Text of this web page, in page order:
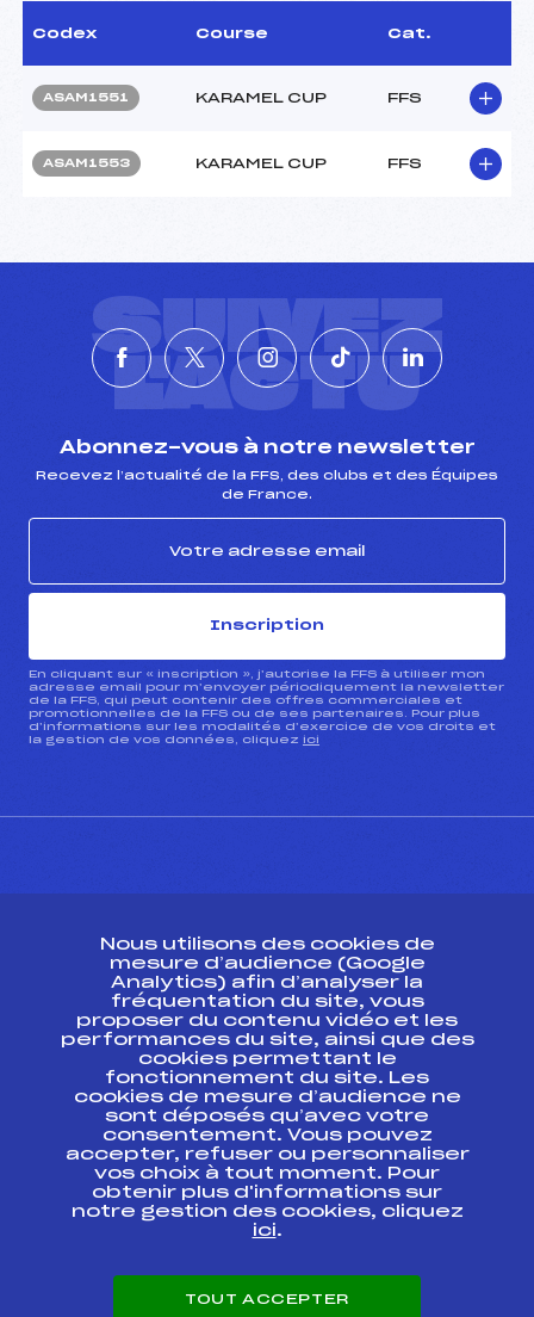
Codex Course Cat.
ASAM1551 KARAMEL CUP FFS
ASAM1553 KARAMEL CUP FFS
SUIVEZ
L'ACTU
Abonnez-vous à notre newsletter
Recevez l’actualité de la FFS, des clubs et des Équipes
de France.
Inscription
En cliquant sur « inscription », j’autorise la FFS à utiliser mon
adresse email pour m’envoyer périodiquement la newsletter
de la FFS, qui peut contenir des offres commerciales et
promotionnelles de la FFS ou de ses partenaires. Pour plus
d’informations sur les modalités d’exercice de vos droits et
la gestion de vos données, cliquez ici
ESPACE PRESSE
Ressources
Pass’Neige
Projet sportif fédéral
Projet de performance fédéral
Antidopage
Pôle Développement, Formation, Suivi
Scientifique
Listes ministérielles
Pôle vie de l’athlète
Nous utilisons des cookies de
mesure d’audience (Google
Analytics) afin d’analyser la
fréquentation du site, vous
proposer du contenu vidéo et les
performances du site, ainsi que des
cookies permettant le
fonctionnement du site. Les
cookies de mesure d’audience ne
sont déposés qu’avec votre
consentement. Vous pouvez
accepter, refuser ou personnaliser
vos choix à tout moment. Pour
obtenir plus d'informations sur
notre gestion des cookies, cliquez
ici.
TOUT ACCEPTER